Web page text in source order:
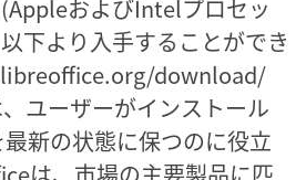
およびIntelプロセッ
下より入手することができ
download/
ユーザーがインストール
新の状態に保つのに役立